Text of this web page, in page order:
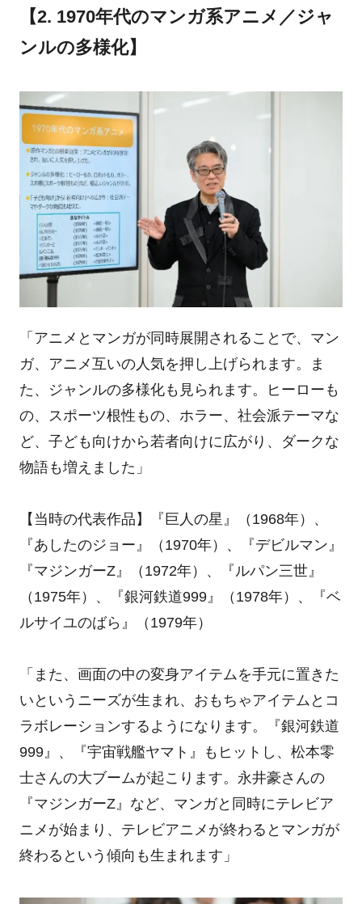
【2. 1970年代のマンガ系アニメ／ジャ
ンルの多様化】
「アニメとマンガが同時展開されることで、マン
ガ、アニメ互いの人気を押し上げられます。ま
た、ジャンルの多様化も見られます。ヒーローも
の、スポーツ根性もの、ホラー、社会派テーマな
ど、子ども向けから若者向けに広がり、ダークな
物語も増えました」
【当時の代表作品】『巨人の星』（1968年）、
『あしたのジョー』（1970年）、『デビルマン』
『マジンガーZ』（1972年）、『ルパン三世』
（1975年）、『銀河鉄道999』（1978年）、『ベ
ルサイユのばら』（1979年）
「また、画面の中の変身アイテムを手元に置きた
いというニーズが生まれ、おもちゃアイテムとコ
ラボレーションするようになります。『銀河鉄道
999』、『宇宙戦艦ヤマト』もヒットし、松本零
士さんの大ブームが起こります。永井豪さんの
『マジンガーZ』など、マンガと同時にテレビア
ニメが始まり、テレビアニメが終わるとマンガが
終わるという傾向も生まれます」